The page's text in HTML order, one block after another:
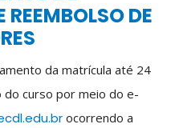
DE
da matrícula até 24
do curso por meio do e-
ocorrendo a